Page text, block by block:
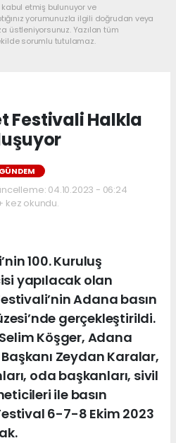
kabul etmiş bulunuyor ve
yorumunuzla ilgili doğrudan veya
üstleniyorsunuz. Yazılan tüm
sorumlu tutulamaz.
Festivali Halkla
GÜNDEM
04.10.2023 - 06:24
kez okundu.
100. Kuruluş
yapılacak olan
Adana basın
gerçekleştirildi.
Köşger, Adana
Zeydan Karalar,
oda başkanları, sivil
ile basın
6-7-8 Ekim 2023